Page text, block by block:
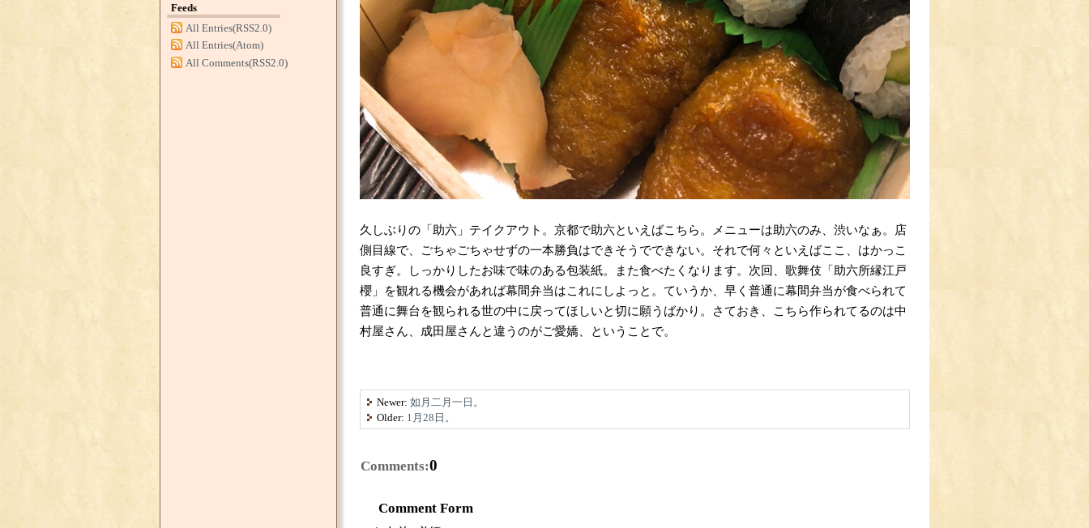
久しぶりの「助六」テイクアウト。京都で助六といえばこちら。メニューは助六のみ、渋いなぁ。店
側目線で、ごちゃごちゃせずの一本勝負はできそうでできない。それで何々といえばここ、はかっこ
良すぎ。しっかりしたお味で味のある包装紙。また食べたくなります。次回、歌舞伎「助六所縁江戸
櫻」を観れる機会があれば幕間弁当はこれにしよっと。ていうか、早く普通に幕間弁当が食べられて
普通に舞台を観られる世の中に戻ってほしいと切に願うばかり。さておき、こちら作られてるのは中
村屋さん、成田屋さんと違うのがご愛嬌、ということで。
Newer:如月二月一日。
Older: 1月28日。
Comments:0
Comment Form
Feeds
All Entries(RSS2.0)
All Entries(Atom)
All Comments(RSS2.0)